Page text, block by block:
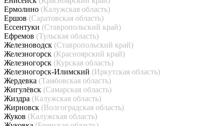
Ермолино (Калужская область)
Ершов (Саратовская область)
Ессентуки (Ставропольский край)
Ефремов (Тульская область)
Железноводск (Ставропольский край)
Железногорск (Красноярский край)
Железногорск (Курская область)
Железногорск-Илимский (Иркутская область)
Жердевка (Тамбовская область)
Жигулёвск (Самарская область)
Жиздра (Калужская область)
Жирновск (Волгоградская область)
Жуков (Калужская область)